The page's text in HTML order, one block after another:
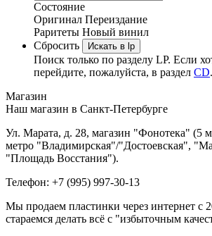
Состояние
Оригинал Переиздание
Раритеты Новый винил
Сбросить
Искать в lp
Поиск только по разделу LP. Если
перейдите, пожалуйста, в раздел CD.
Магазин
Наш магазин в Санкт-Петербурге
Ул. Марата, д. 28, магазин "Фонотека" (5
метро "Владимирская"/"Достоевская",
"Площадь Восстания").
Телефон: +7 (995) 997-30-13
Мы продаем пластинки через интернет c
стараемся делать всё с "избыточным